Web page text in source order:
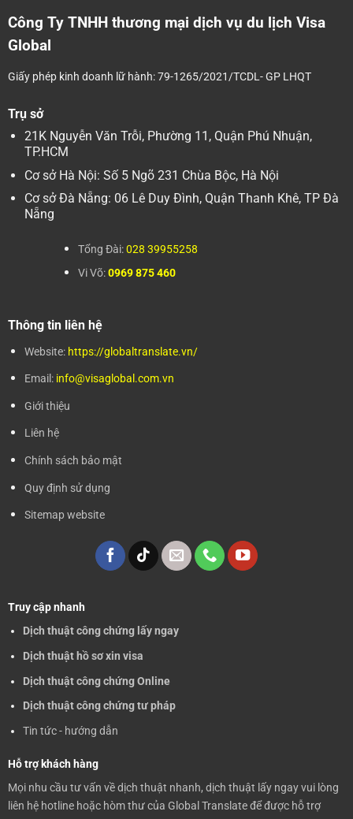
Công Ty TNHH thương mại dịch vụ du lịch Visa
Global
Giấy phép kinh doanh lữ hành: 79-1265/2021/TCDL- GP LHQT
Trụ sở
21K Nguyễn Văn Trỗi, Phường 11, Quận Phú Nhuận,
TP.HCM
Cơ sở Hà Nội: Số 5 Ngõ 231 Chùa Bộc, Hà Nội
Cơ sở Đà Nẵng: 06 Lê Duy Đình, Quận Thanh Khê, TP Đà
Nẵng
Tổng Đài:028 39955258
Vi Võ:0969 875 460
Thông tin liên hệ
Website:https://globaltranslate.vn/
Email: info@visaglobal.com.vn
Giới thiệu
Liên hệ
Chính sách bảo mật
Quy định sử dụng
Sitemap website
Truy cập nhanh
Dịch thuật công chứng lấy ngay
Dịch thuật hồ sơ xin visa
Dịch thuật công chứng Online
Dịch thuật công chứng tư pháp
Tin tức - hướng dẫn
Hỗ trợ khách hàng
Mọi nhu cầu tư vấn về dịch thuật nhanh, dịch thuật lấy ngay vui lòng
liên hệ hotline hoặc hòm thư của Global Translate để được hỗ trợ